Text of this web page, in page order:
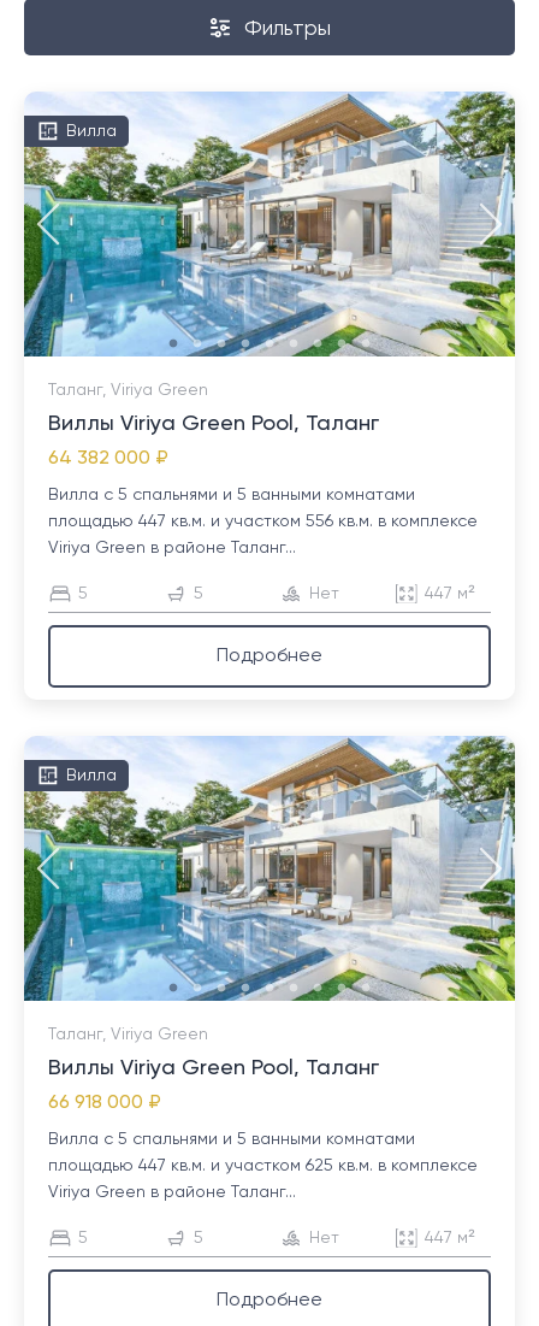
Фильтры
Вилла
Таланг, Viriya Green
Виллы Viriya Green Pool, Таланг
64 382 000 ₽
Вилла с 5 спальнями и 5 ванными комнатами
площадью 447 кв.м. и участком 556 кв.м. в комплексе
Viriya Green в районе Таланг...
5 5 Нет 447 м²
Подробнее
Вилла
Таланг, Viriya Green
Виллы Viriya Green Pool, Таланг
66 918 000 ₽
Вилла с 5 спальнями и 5 ванными комнатами
площадью 447 кв.м. и участком 625 кв.м. в комплексе
Viriya Green в районе Таланг...
5 5 Нет 447 м²
Подробнее